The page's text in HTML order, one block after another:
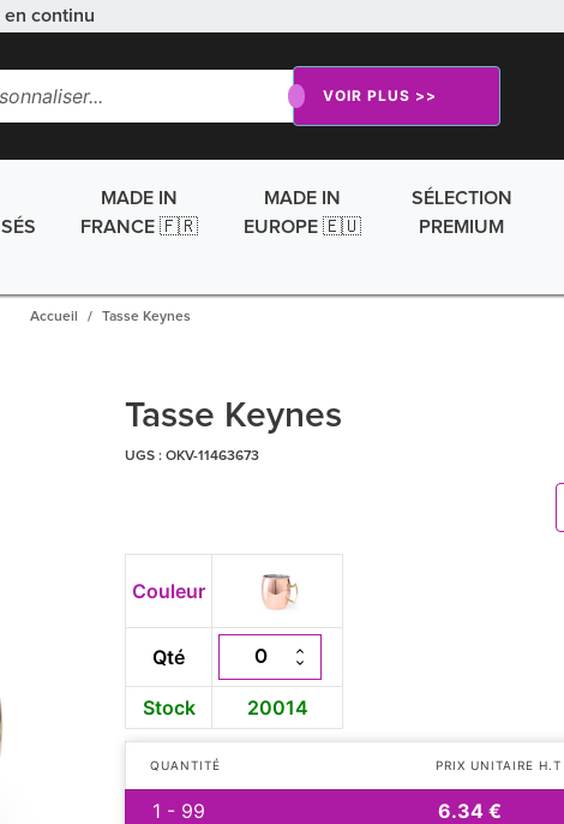
en continu
VOIR PLUS >>
MADE IN
FRANCE 🇫🇷
MADE IN
EUROPE 🇪🇺
SÉLECTION
PREMIUM
Accueil Tasse Keynes
Tasse Keynes
UGS : OKV-11463673
Couleur
Qté
Stock 20014
QUANTITÉ PRIX UNITAIRE H.T
1 - 99
6.34 €